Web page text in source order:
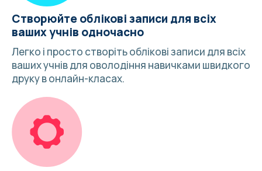
Створюйте облікові записи для всіх
ваших учнів одночасно
Легко і просто створіть облікові записи для всіх
ваших учнів для оволодіння навичками швидкого
друку в онлайн-класах.